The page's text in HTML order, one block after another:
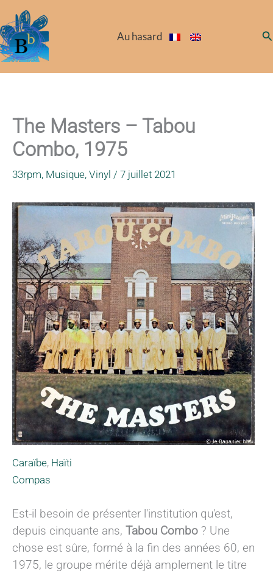
au
contenu
Au hasard
The Masters – Tabou
Combo, 1975
33rpm, Musique, Vinyl / 7 juillet 2021
Caraïbe, Haïti
Compas
Est-il besoin de présenter l'institution qu'est,
depuis cinquante ans, Tabou Combo ? Une
chose est sûre, formé à la fin des années 60, en
1975, le groupe mérite déjà amplement le titre